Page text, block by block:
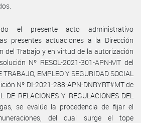
el presente acto administrativo
presentes actuaciones a la Dirección
del Trabajo y en virtud de la autorización
Nº RESOL-2021-301-APN-MT del
EMPLEO Y SEGURIDAD SOCIAL
Nº DI-2021-288-APN-DNRYRT#MT de
DE RELACIONES Y REGULACIONES DEL
se evalúe la procedencia de fijar el
del cual surge el tope